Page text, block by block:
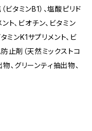
ビタミンB1）、塩酸ピリド
ト、ビオチン、ビタミン
ミンK1サプリメント、ビ
防止剤（天然ミックストコ
、グリーンティ抽出物、